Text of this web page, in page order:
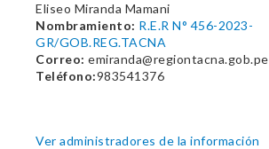
Eliseo Miranda Mamani
Nombramiento: R.E.R N° 456-2023-
GR/GOB.REG.TACNA
Correo: emiranda@regiontacna.gob.pe
Teléfono:983541376
Ver administradores de la información